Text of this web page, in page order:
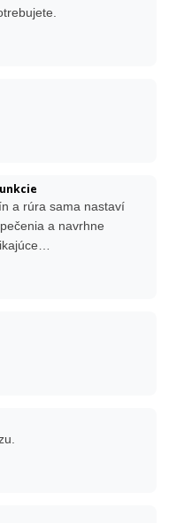
a rúra sama nastaví
a navrhne